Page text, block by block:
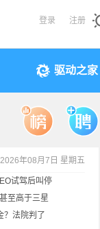
登录 注册
驱动之家
2026年08月7日 星期五
试驾后叫停
至高于三星
？法院判了